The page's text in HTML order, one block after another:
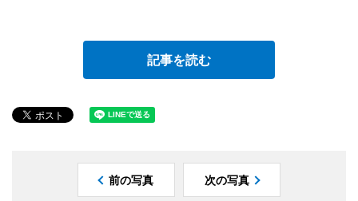
記事を読む
前の写真 次の写真